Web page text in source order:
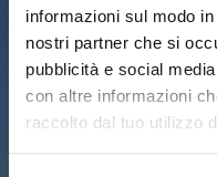
informazioni sul modo
nostri partner che si
pubblicità e social
con altre informazioni
raccolto dal tuo utilizzo